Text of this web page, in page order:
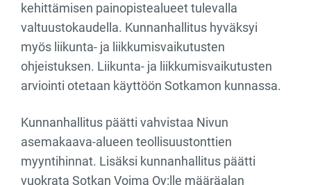
kehittämisen painopistealueet tulevalla
valtuustokaudella. Kunnanhallitus hyväksyi
myös liikunta- ja liikkumisvaikutusten
ohjeistuksen. Liikunta- ja liikkumisvaikutusten
arviointi otetaan käyttöön Sotkamon kunnassa.
Kunnanhallitus päätti vahvistaa Nivun
asemakaava-alueen teollisuustonttien
myyntihinnat. Lisäksi kunnanhallitus päätti
vuokrata Sotkan Voima Oy:lle määräalan